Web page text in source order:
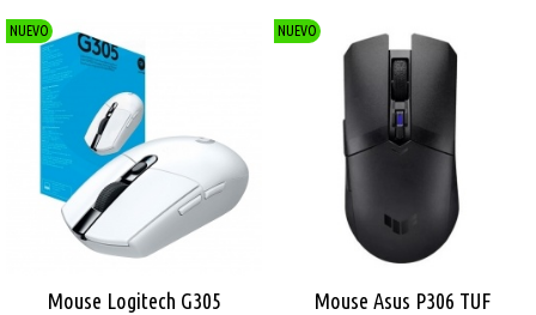
NUEVO
Mouse Logitech G305
NUEVO
Mouse Asus P306 TUF